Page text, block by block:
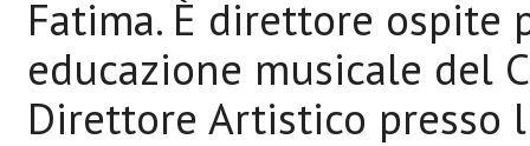
Fatima. È direttore
educazione musicale del
Direttore Artistico presso